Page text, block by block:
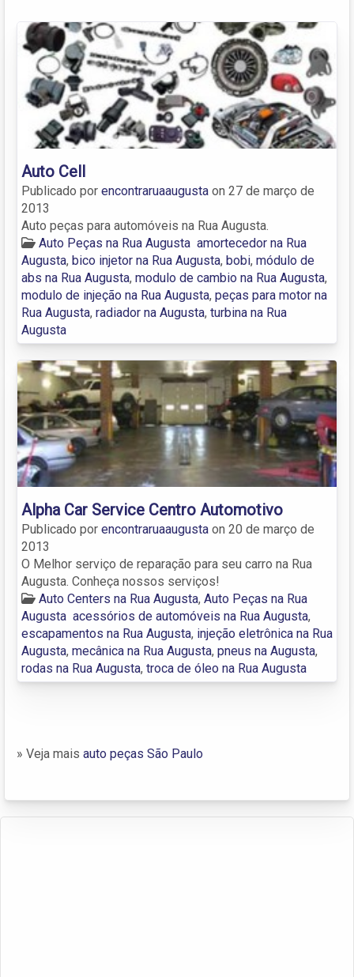
Auto Cell
Publicado por encontraruaaugusta on 27 de março de
2013
Auto peças para automóveis na Rua Augusta.
Auto Peças na Rua Augusta amortecedor na Rua
Augusta, bico injetor na Rua Augusta, bobi, módulo de
abs na Rua Augusta, modulo de cambio na Rua Augusta,
modulo de injeção na Rua Augusta, peças para motor na
Rua Augusta, radiador na Augusta, turbina na Rua
Augusta
Alpha Car Service Centro Automotivo
Publicado por encontraruaaugusta on 20 de março de
2013
O Melhor serviço de reparação para seu carro na Rua
Augusta. Conheça nossos serviços!
Auto Centers na Rua Augusta, Auto Peças na Rua
Augusta acessórios de automóveis na Rua Augusta,
escapamentos na Rua Augusta, injeção eletrônica na Rua
Augusta, mecânica na Rua Augusta, pneus na Augusta,
rodas na Rua Augusta, troca de óleo na Rua Augusta
» Veja mais auto peças São Paulo